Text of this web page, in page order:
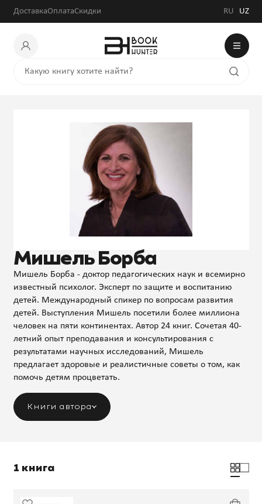
ДоставкаОплатаСкидки RU UZ
Мишель Борба
Мишель Борба - доктор педагогических наук и всемирно
известный психолог. Эксперт по защите и воспитанию
детей. Международный спикер по вопросам развития
детей. Выступления Мишель посетили более миллиона
человек на пяти континентах. Автор 24 книг. Сочетая 40-
летний опыт преподавания и консультирования с
результатами научных исследований, Мишель
предлагает здоровые и реалистичные советы о том, как
помочь детям процветать.
Книги автора
1 книга